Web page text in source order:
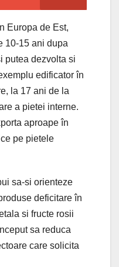
Europa de Est,
10-15 ani dupa
putea dezvolta si
edificator în
la 17 ani de la
a pietei interne.
aproape în
pe pietele
sa-si orienteze
deficitare în
si fructe rosii
sa reduca
care solicita